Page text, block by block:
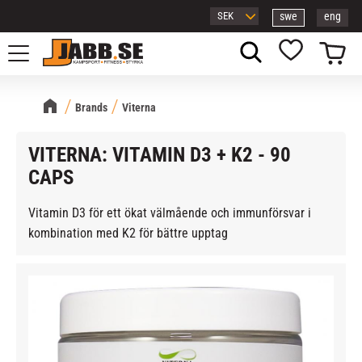
Meny
swe eng
Favoriter
Kundvagn
Brands Viterna
VITERNA: VITAMIN D3 + K2 - 90
CAPS
Vitamin D3 för ett ökat välmående och immunförsvar i
kombination med K2 för bättre upptag